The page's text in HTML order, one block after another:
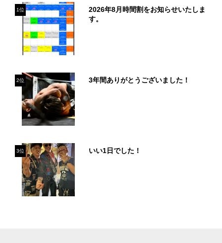
1位
2026年8月時間割をお知らせいたしま
す。
2位 3年間ありがとうございました！
3位 いい1日でした！